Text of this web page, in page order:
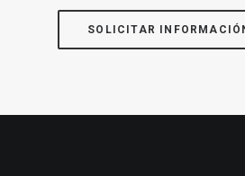
SOLICITAR